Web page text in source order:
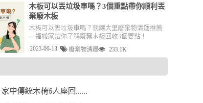
木板可以丟垃圾車嗎？3個重點帶你順利丟
棄廢木板
木板可以丟垃圾車嗎？就讓大里廢棄物清運推薦
一福搬家帶你了解廢棄木板回收3個要點！
2023-06-13 廢棄物清運 233.1K
家中傳統木椅6人座回......